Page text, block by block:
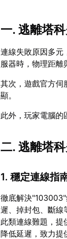
一. 逃離塔
連線失敗原因多元
服器時，物理距離
其次，遊戲官方伺
顯。
此外，玩家電腦的
二. 逃離塔
1. 穩定連線指
徹底解決
遲、掉封包、斷線
此類連線難題，提
降低延遲，致力提